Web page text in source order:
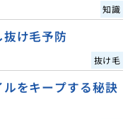
知識
け毛予防
抜け毛
をキープする秘訣